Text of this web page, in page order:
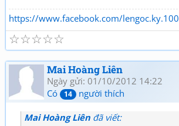
https://www.facebook.com/lengoc.ky.100
☆
☆
☆
☆
☆
Mai Hoàng Liên
Ngày gửi: 01/10/2012 14:22
Có
14 người thích
Mai Hoàng Liên đã viết: